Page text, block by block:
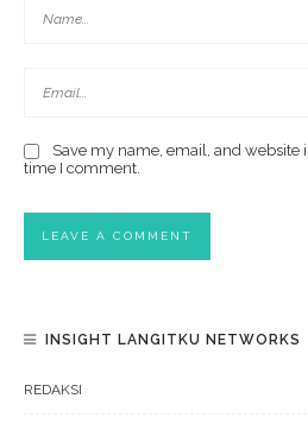
Save my name, email, and website
time I comment.
INSIGHT LANGITKU NETWORKS
REDAKSI